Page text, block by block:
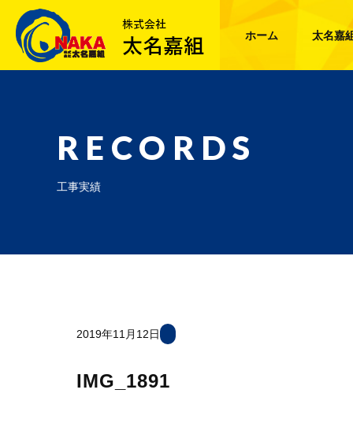
ホーム 太名嘉
RECORDS
工事実績
2019年11月12日
IMG_1891